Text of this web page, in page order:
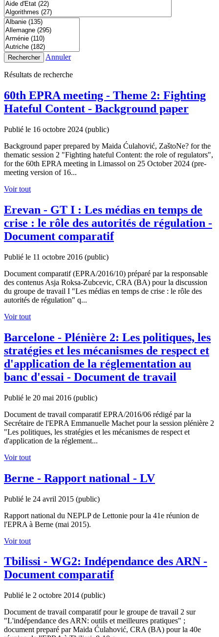
Rechercher Annuler
Résultats de recherche
60th EPRA meeting - Theme 2: Fighting
Hateful Content - Background paper
Publié le 16 octobre 2024 (public)
Background paper prepared by Maida Ćulahović, ZaštoNe? for the
thematic session 2 "Fighting hateful Content: the role of regulators",
for the 60th EPRA meeting in Limassol on 25 October 2024 (pre-
meeting version of 16...
Voir tout
Erevan - GT I : Les médias en temps de
crise : le rôle des autorités de régulation -
Document comparatif
Publié le 11 octobre 2016 (public)
Document comparatif (EPRA/2016/10) préparé par la responsable
des contenus Asja Roksa-Zubcevic, CRA (BA) pour la discussion
du groupe de travail I "Les médias en temps de crise : le rôle des
autorités de régulation" q...
Voir tout
Barcelone - Plénière 2: Les politiques, les
stratégies et les mécanismes de respect et
d'application de la réglementation au
banc d'essai - Document de travail
Publié le 20 mai 2016 (public)
Document de travail comparatif EPRA/2016/06 rédigé par la
Secrétaire de l'EPRA Emmanuelle Machet pour la session plénière 2
"Les politiques, les stratégies et les mécanismes de respect et
d'application de la réglement...
Voir tout
Berne - Rapport national - LV
Publié le 24 avril 2015 (public)
Rapport national du NEPLP de Lettonie pour la 41e réunion de
l'EPRA à Berne (mai 2015).
Voir tout
Tbilissi - WG2: Indépendance des ARN -
Document comparatif
Publié le 2 octobre 2014 (public)
Document de travail comparatif pour le groupe de travail 2 sur
"L'indépendance des ARN: outils et meilleures pratiques" ;
document preparé par Maida Ćulahović, CRA (BA) pour la 40e